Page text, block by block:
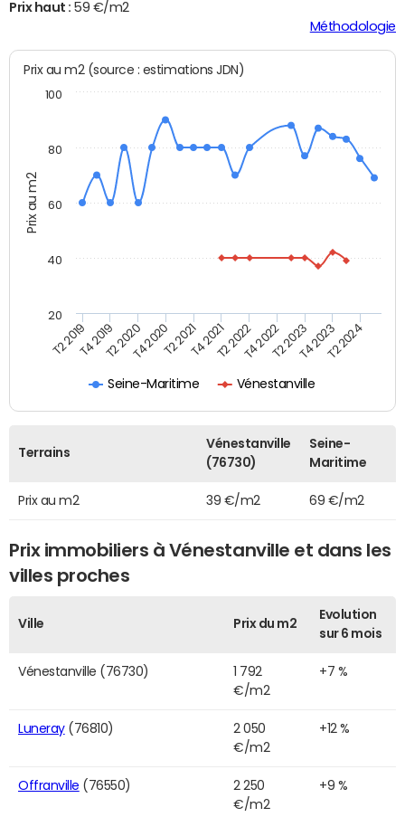
Prix haut : 59 €/m2
Méthodologie
Prix au m2
Prix au m2 (source : estimations JDN)
Seine-Maritime Vénestanville
T2 2019T4 2019T2 2020T4 2020T2 2021T4 2021T2 2022T4 2022T2 2023T4 2023T2 2024
20
40
60
80
100
Terrains
Vénestanville
(76730)
Seine-
Maritime
Prix au m2 39 €/m2 69 €/m2
Prix immobiliers à Vénestanville et dans les
villes proches
Ville Prix du m2
Evolution
sur 6 mois
Vénestanville (76730)
1 792
€/m2
+7 %
Luneray(76810)
2 050
€/m2
+12 %
Offranville (76550)
2 250
€/m2
+9 %